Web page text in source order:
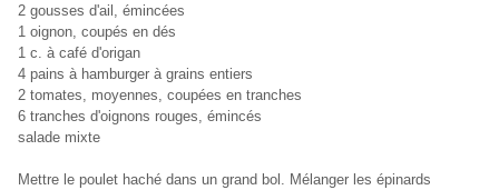
2 gousses d'ail, émincées
1 oignon, coupés en dés
1 c. à café d'origan
4 pains à hamburger à grains entiers
2 tomates, moyennes, coupées en tranches
6 tranches d'oignons rouges, émincés
salade mixte
Mettre le poulet haché dans un grand bol. Mélanger les épinards